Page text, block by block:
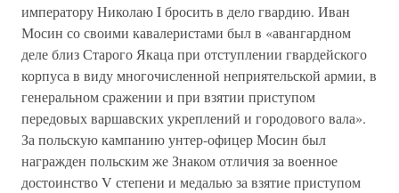
императору Николаю I бросить в дело гвардию. Иван
Мосин со своими кавалеристами был в «авангардном
деле близ Старого Якаца при отступлении гвардейского
корпуса в виду многочисленной неприятельской армии, в
генеральном сражении и при взятии приступом
передовых варшавских укреплений и городового вала».
За польскую кампанию унтер-офицер Мосин был
награжден польским же Знаком отличия за военное
достоинство V степени и медалью за взятие приступом